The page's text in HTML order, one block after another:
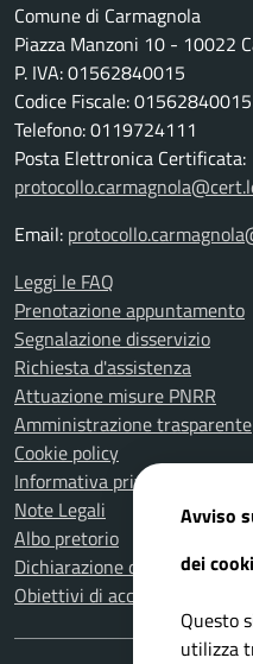
Comune di Carmagnola
Piazza Manzoni 10 - 10022
P. IVA: 01562840015
Codice Fiscale: 01562840015
Telefono: 0119724111
Posta Elettronica Certificata:
Email:
Leggi le FAQ
Prenotazione appuntamento
Segnalazione disservizio
Richiesta d'assistenza
Attuazione misure PNRR
Amministrazione trasparente
Cookie policy
Informativa privacy
Note Legali
Albo pretorio
Dichiarazione di accessibilità
Obiettivi di accessibilità
Avviso
dei
Questo
utilizza